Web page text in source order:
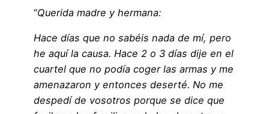
“Querida madre y hermana:
Hace días que no sabéis nada de mí, pero
he aquí la causa. Hace 2 o 3 días dije en el
cuartel que no podía coger las armas y me
amenazaron y entonces deserté. No me
despedí de vosotros porque se dice que